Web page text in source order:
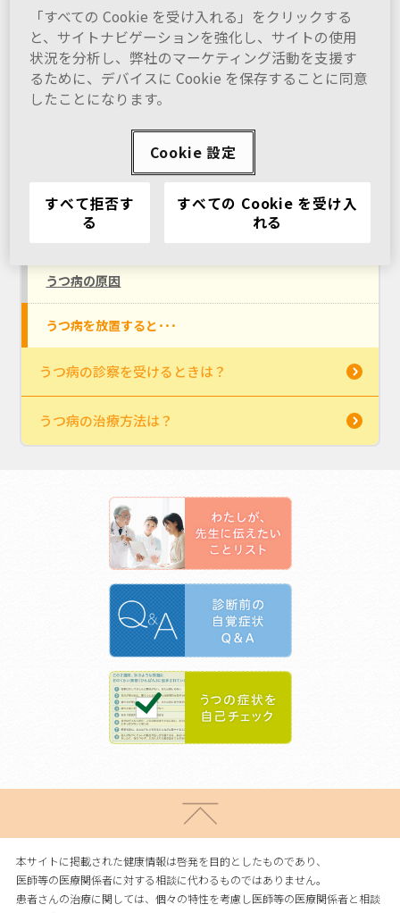
うつ病ってどんな病気？
うつ病と抑うつ気分
うつ病の種類
うつ病の原因
うつ病を放置すると･･･
うつ病の診察を受けるときは？
うつ病の治療方法は？
本サイトに掲載された健康情報は啓発を目的としたものであり、
医師等の医療関係者に対する相談に代わるものではありません。
患者さんの治療に関しては、個々の特性を考慮し医師等の医療関係者と相談
「すべての Cookie を受け入れる」をクリックする
と、サイトナビゲーションを強化し、サイトの使用
状況を分析し、弊社のマーケティング活動を支援す
るために、デバイスに Cookie を保存することに同意
したことになります。
Cookie 設定
すべて拒否す
る
すべての Cookie を受け入
れる